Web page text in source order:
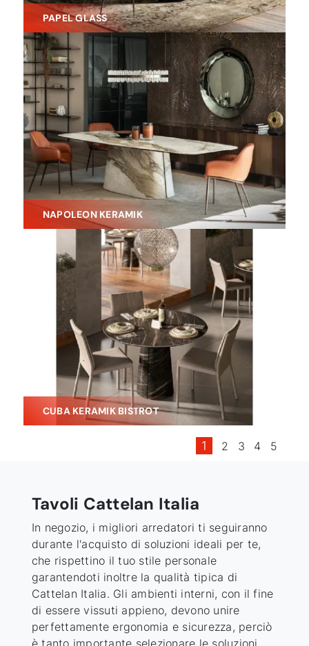
PAPEL GLASS
NAPOLEON KERAMIK
CUBA KERAMIK BISTROT
1 2 3 4 5
Tavoli Cattelan Italia
In negozio, i migliori arredatori ti seguiranno
durante l'acquisto di soluzioni ideali per te,
che rispettino il tuo stile personale
garantendoti inoltre la qualità tipica di
Cattelan Italia. Gli ambienti interni, con il fine
di essere vissuti appieno, devono unire
perfettamente ergonomia e sicurezza, perciò
è tanto importante selezionare le soluzioni